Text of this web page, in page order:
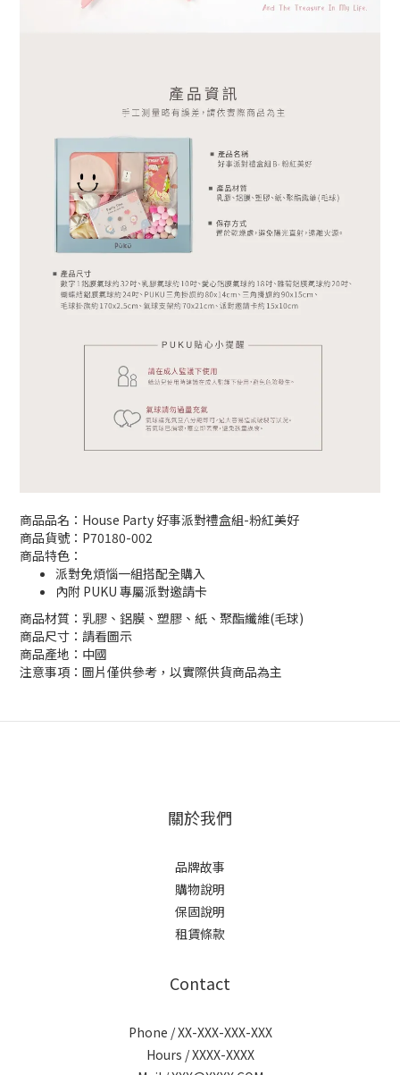
商品品名：House Party 好事派對禮盒組-粉紅美好
商品貨號：P70180-002
商品特色：
派對免煩惱一組搭配全購入
內附 PUKU 專屬派對邀請卡
商品材質：乳膠、鋁膜、塑膠、紙、聚酯纖維(毛球)
商品尺寸：請看圖示
商品產地：中國
注意事項：圖片僅供參考，以實際供貨商品為主
關於我們
品牌故事
購物說明
保固說明
租賃條款
Contact
Phone / XX-XXX-XXX-XXX
Hours / XXXX-XXXX